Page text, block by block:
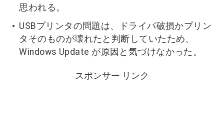
思われる。
USBプリンタの問題は、ドライバ破損かプリン
タそのものが壊れたと判断していたため、
Windows Update が原因と気づけなかった。
スポンサー リンク